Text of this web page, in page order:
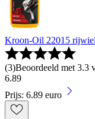
Kroon-Oil 22015
(3)Beoordeeld met 3.3
6.89
Prijs: 6.89 euro